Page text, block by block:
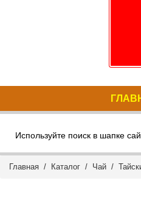
Используйте поиск в шапке
Главная / Каталог / Чай /